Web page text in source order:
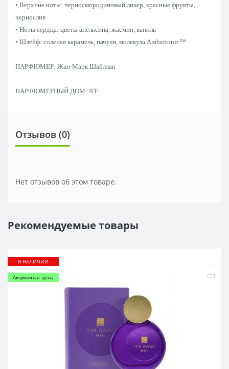
• Верхние ноты: черносмородиновый ликер, красные фрукты,
чернослив
• Ноты сердца: цветы апельсина, жасмин, ваниль
• Шлейф: соленая карамель, пачули, молекула Ambertonic™
ПАРФЮМЕР: Жан-Марк Шайллан
ПАРФЮМЕРНЫЙ ДОМ: IFF
Отзывов (0)
Нет отзывов об этом товаре.
Рекомендуемые товары
В НАЛИЧИИ
Акционная цена